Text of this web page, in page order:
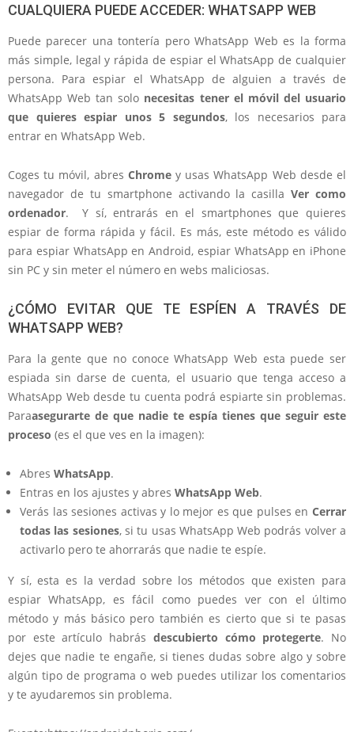
CUALQUIERA PUEDE ACCEDER: WHATSAPP WEB
Puede parecer una tontería pero WhatsApp Web es la forma
más simple, legal y rápida de espiar el WhatsApp de cualquier
persona. Para espiar el WhatsApp de alguien a través de
WhatsApp Web tan solo necesitas tener el móvil del usuario
que quieres espiar unos 5 segundos, los necesarios para
entrar en WhatsApp Web.
Coges tu móvil, abres Chromey usas WhatsApp Web desde el
navegador de tu smartphone activando la casillaVer como
ordenador. Y sí, entrarás en el smartphones que quieres
espiar de forma rápida y fácil. Es más, este método es válido
para espiar WhatsApp en Android, espiar WhatsApp en iPhone
sin PC y sin meter el número en webs maliciosas.
¿CÓMO EVITAR QUE TE ESPÍEN A TRAVÉS DE
WHATSAPP WEB?
Para la gente que no conoce WhatsApp Web esta puede ser
espiada sin darse de cuenta, el usuario que tenga acceso a
WhatsApp Web desde tu cuenta podrá espiarte sin problemas.
Paraasegurarte de que nadie te espía tienes que seguir este
proceso (es el que ves en la imagen):
Abres WhatsApp.
Entras en los ajustes y abres WhatsApp Web.
Verás las sesiones activas y lo mejor es que pulses en Cerrar
todas las sesiones, si tu usas WhatsApp Web podrás volver a
activarlo pero te ahorrarás que nadie te espíe.
Y sí, esta es la verdad sobre los métodos que existen para
espiar WhatsApp, es fácil como puedes ver con el último
método y más básico pero también es cierto que si te pasas
por este artículo habrás descubierto cómo protegerte. No
dejes que nadie te engañe, si tienes dudas sobre algo y sobre
algún tipo de programa o web puedes utilizar los comentarios
y te ayudaremos sin problema.